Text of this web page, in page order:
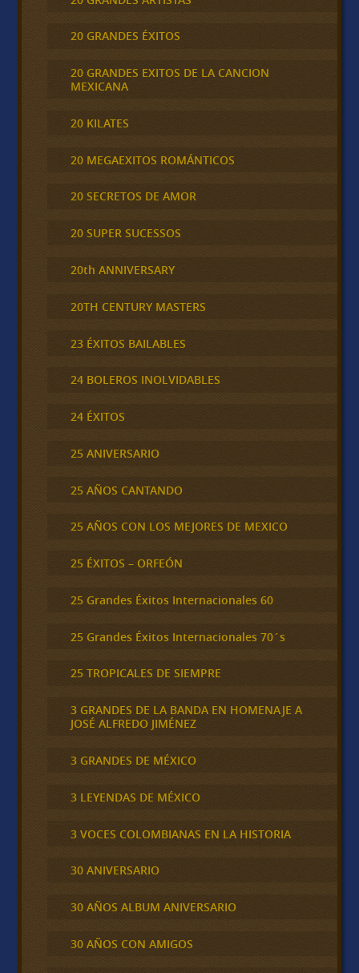
20 GRANDES ÉXITOS
20 GRANDES EXITOS DE LA CANCION
MEXICANA
20 KILATES
20 MEGAEXITOS ROMÁNTICOS
20 SECRETOS DE AMOR
20 SUPER SUCESSOS
20th ANNIVERSARY
20TH CENTURY MASTERS
23 ÉXITOS BAILABLES
24 BOLEROS INOLVIDABLES
24 ÉXITOS
25 ANIVERSARIO
25 AÑOS CANTANDO
25 AÑOS CON LOS MEJORES DE MEXICO
25 ÉXITOS – ORFEÓN
25 Grandes Éxitos Internacionales 60
25 Grandes Éxitos Internacionales 70´s
25 TROPICALES DE SIEMPRE
3 GRANDES DE LA BANDA EN HOMENAJE A
JOSÉ ALFREDO JIMÉNEZ
3 GRANDES DE MÉXICO
3 LEYENDAS DE MÉXICO
3 VOCES COLOMBIANAS EN LA HISTORIA
30 ANIVERSARIO
30 AÑOS ALBUM ANIVERSARIO
30 AÑOS CON AMIGOS